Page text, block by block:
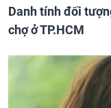
Danh tính đối
chợ ở TP.HCM